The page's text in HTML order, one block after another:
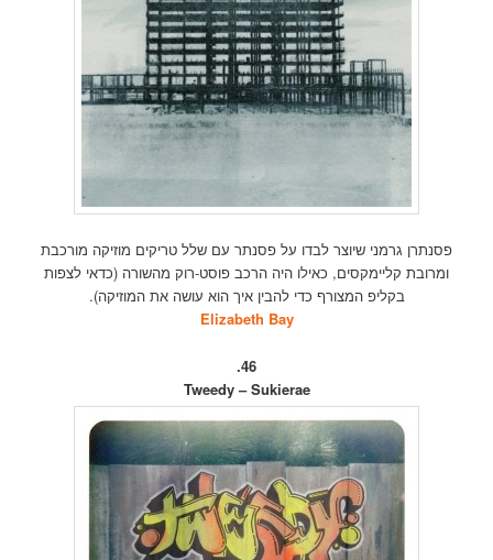
פסנתרן גרמני שיוצר לבדו על פסנתר עם שלל טריקים מוזיקה מורכבת
ומרובת קליימקסים, כאילו היה הרכב פוסט-רוק מהשורה (כדאי לצפות
בקליפ המצורף כדי להבין איך הוא עושה את המוזיקה).
Elizabeth Bay
46.
Tweedy – Sukierae